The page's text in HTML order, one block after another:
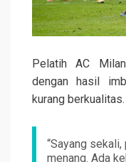
Pelatih AC
dengan hasil
kurang berkualitas.
“Sayang
menang. Ada